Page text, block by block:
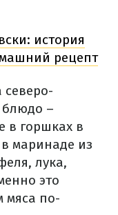
история
рецепт
северо-
блюдо –
в горшках в
маринаде из
лука,
это
мяса по-